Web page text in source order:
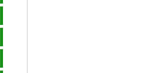
de Automotores
General